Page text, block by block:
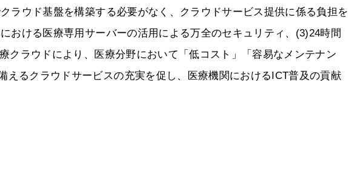
ラウド基盤を構築する必要がなく、クラウドサービス提供に係る負担を
おける医療専用サーバーの活用による万全のセキュリティ、(3)24時間
クラウドにより、医療分野において「低コスト」「容易なメンテナン
えるクラウドサービスの充実を促し、医療機関におけるICT普及の貢献